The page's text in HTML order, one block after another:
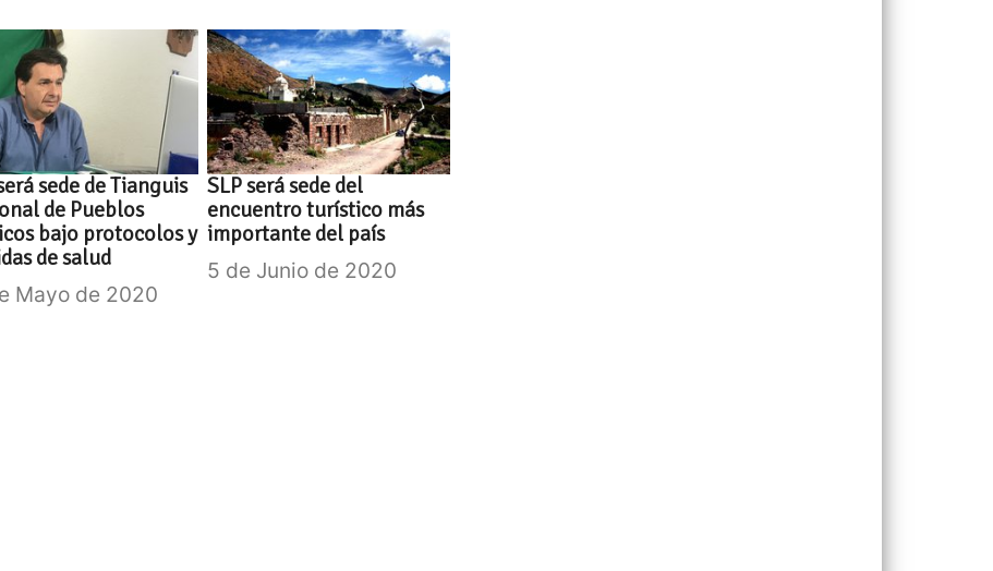
sede de Tianguis
de Pueblos
bajo protocolos y
de salud
Mayo de 2020
SLP será sede del
encuentro turístico más
importante del país
5 de Junio de 2020